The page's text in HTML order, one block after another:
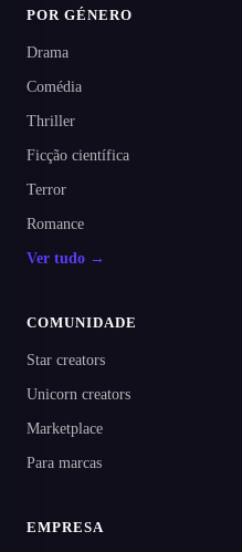
POR GÉNERO
Drama
Comédia
Thriller
Ficção científica
Terror
Romance
Ver tudo →
COMUNIDADE
Star creators
Unicorn creators
Marketplace
Para marcas
EMPRESA